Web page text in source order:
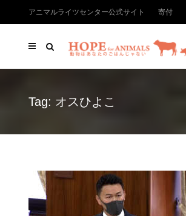
アニマルライツセンター公式サイト 寄付
Tag: オスひよこ